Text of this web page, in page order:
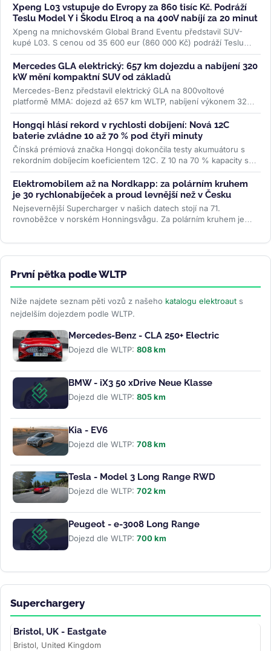
Xpeng L03 vstupuje do Evropy za 860 tisíc Kč. Podráží
Teslu Model Y i Škodu Elroq a na 400V nabíjí za 20 minut
Xpeng na mnichovském Global Brand Eventu představil SUV-
kupé L03. S cenou od 35 600 eur (860 000 Kč) podráží Teslu
Model Y, Hyundai Ioniq 5 i...>>
Mercedes GLA elektrický: 657 km dojezdu a nabíjení 320
kW mění kompaktní SUV od základů
Mercedes-Benz představil elektrický GLA na 800voltové
platformě MMA: dojezd až 657 km WLTP, nabíjení výkonem 320
kW a plnění na 80 % za 22...>>
Hongqi hlásí rekord v rychlosti dobíjení: Nová 12C
baterie zvládne 10 až 70 % pod čtyři minuty
Čínská prémiová značka Hongqi dokončila testy akumuátoru s
rekordním dobíjecím koeficientem 12C. Z 10 na 70 % kapacity se
nabije za 3...>>
Elektromobilem až na Nordkapp: za polárním kruhem
je 30 rychlonabíječek a proud levnější než v Česku
Nejsevernější Supercharger v našich datech stojí na 71.
rovnoběžce v norském Honningsvågu. Za polárním kruhem je
První pětka podle WLTP
Níže najdete seznam pěti vozů z našeho katalogu elektroaut s
nejdelším dojezdem podle WLTP.
Mercedes-Benz - CLA 250+ Electric
Dojezd dle WLTP: 808 km
BMW - iX3 50 xDrive Neue Klasse
Dojezd dle WLTP: 805 km
Kia - EV6
Dojezd dle WLTP: 708 km
Tesla - Model 3 Long Range RWD
Dojezd dle WLTP: 702 km
Peugeot - e-3008 Long Range
Dojezd dle WLTP: 700 km
Superchargery
Bristol, UK - Eastgate
Bristol, United Kingdom